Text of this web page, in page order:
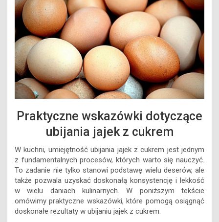
Praktyczne wskazówki dotyczące
ubijania jajek z cukrem
W kuchni, umiejętność ubijania jajek z cukrem jest jednym
z fundamentalnych procesów, których warto się nauczyć.
To zadanie nie tylko stanowi podstawę wielu deserów, ale
także pozwala uzyskać doskonałą konsystencję i lekkość
w wielu daniach kulinarnych. W poniższym tekście
omówimy praktyczne wskazówki, które pomogą osiągnąć
doskonałe rezultaty w ubijaniu jajek z cukrem.